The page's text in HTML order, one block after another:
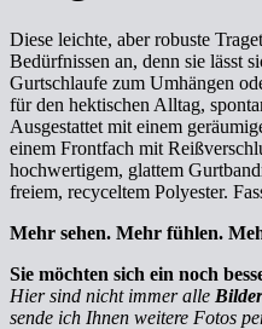
Diese leichte, aber robuste
Bedürfnissen an, denn sie lässt
Gurtschlaufe zum Umhängen
für den hektischen Alltag,
Ausgestattet mit einem
einem Frontfach mit
hochwertigem, glattem
freiem, recyceltem Polyester.
Mehr sehen. Mehr fühlen.
Sie möchten sich ein noch
Hier sind nicht immer alle Bilder
sende ich Ihnen weitere Fotos